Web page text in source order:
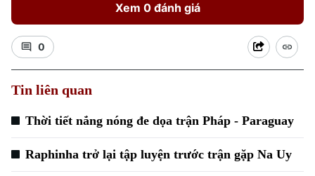
Xem 0 đánh giá
0
Tin liên quan
Thời tiết nắng nóng đe dọa trận Pháp - Paraguay
Raphinha trở lại tập luyện trước trận gặp Na Uy